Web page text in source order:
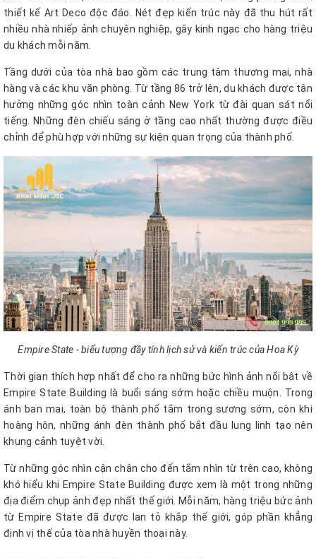
thiết kế Art Deco độc đáo. Nét đẹp kiến trúc này đã thu hút rất
nhiều nhà nhiếp ảnh chuyên nghiệp, gây kinh ngạc cho hàng triệu
du khách mỗi năm.
Tầng dưới của tòa nhà bao gồm các trung tâm thương mại, nhà
hàng và các khu văn phòng. Từ tầng 86 trở lên, du khách được tận
hưởng những góc nhìn toàn cảnh New York từ đài quan sát nổi
tiếng. Những đèn chiếu sáng ở tầng cao nhất thường được điều
chỉnh để phù hợp với những sự kiện quan trọng của thành phố.
Empire State - biểu tượng đầy tính lịch sử và kiến trúc của Hoa Kỳ
Thời gian thích hợp nhất để cho ra những bức hình ảnh nổi bật về
Empire State Building là buổi sáng sớm hoặc chiều muộn. Trong
ánh ban mai, toàn bộ thành phố tắm trong sương sớm, còn khi
hoàng hôn, những ánh đèn thành phố bắt đầu lung linh tạo nên
khung cảnh tuyệt vời.
Từ những góc nhìn cận chân cho đến tắm nhìn từ trên cao, không
khó hiểu khi Empire State Building được xem là một trong những
địa điểm chụp ảnh đẹp nhất thế giới. Mỗi năm, hàng triệu bức ảnh
từ Empire State đã được lan tỏ khắp thế giới, góp phần khẳng
định vị thế của tòa nhà huyền thoại này.